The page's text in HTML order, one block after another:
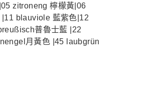
zitroneng 檸檬黃|06
blauviole 藍紫色|12
普魯士藍 |22
月黃色 |45 laubgrün